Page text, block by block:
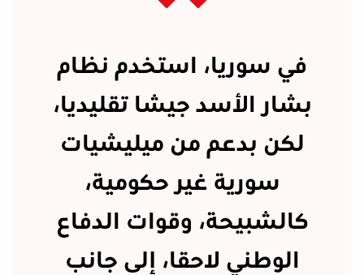
في سوريا، استخدم نظام
بشار الأسد جيشا تقليديا،
لكن بدعم من ميليشيات
سورية غير حكومية،
كالشبيحة، وقوات الدفاع
الوطني لاحقا، إلى جانب